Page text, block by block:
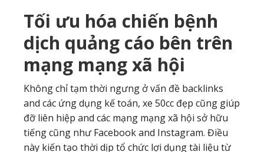
Tối ưu hóa chiến bệnh
dịch quảng cáo bên trên
mạng mạng xã hội
Không chỉ tạm thời ngưng ở vấn đề backlinks
and các ứng dụng kế toán, xe 50cc đẹp cũng giúp
đỡ liên hiệp and các mạng mạng xã hội sở hữu
tiếng cũng như Facebook and Instagram. Điều
này kiến tạo thời dịp tổ chức lợi dụng tài liệu từ